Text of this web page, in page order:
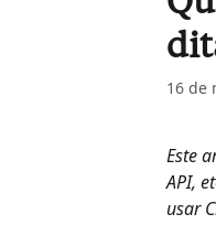
16 de
Este
API,
usar